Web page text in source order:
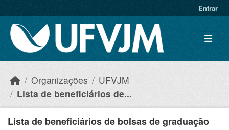
Entrar
Organizações
UFVJM
Lista de beneficiários de...
Lista de beneficiários de bolsas de graduação